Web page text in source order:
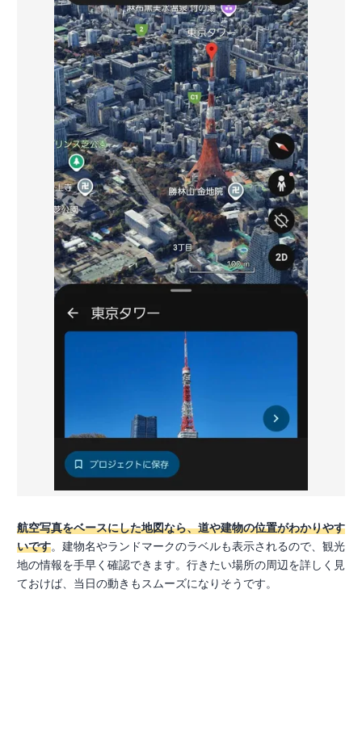
航空写真をベースにした地図なら、道や建物の位置がわかりやす
いです。建物名やランドマークのラベルも表示されるので、観光
地の情報を手早く確認できます。行きたい場所の周辺を詳しく見
ておけば、当日の動きもスムーズになりそうです。